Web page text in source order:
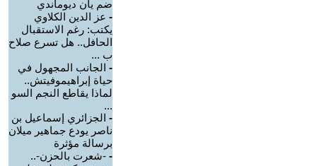
ضم يان ديوماندي
- عز الدين الكلاوي
يكتب: رغم الاستقبال
الحافل.. هل تسرع صلاح
ب ...
- الجانب المجهول في
حياة إبراهيموفيتش..
لماذا يقاطع النجم السو
...
- الجزائري إسماعيل بن
ناصر يودع جماهير ميلان
برسالة مؤثرة
- -شعرت بالحزن-..